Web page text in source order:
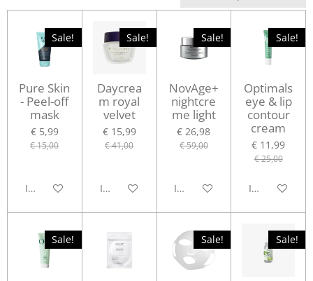
Sale!
Pure Skin
- Peel-off
mask
€ 5,99
€ 15,00
In winkelwagen
Sale!
Daycrea
m royal
velvet
€ 15,99
€ 41,00
In winkelwagen
Sale!
NovAge+
nightcre
me light
€ 26,98
€ 59,00
In winkelwagen
Sale!
Optimals
eye & lip
contour
cream
€ 11,99
€ 25,00
In
Sale! Sale! Sale!